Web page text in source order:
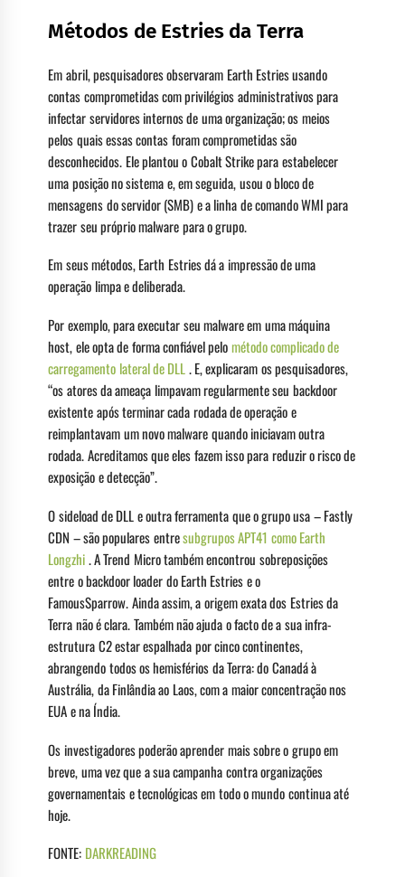
Métodos de Estries da Terra
Em abril, pesquisadores observaram Earth Estries usando
contas comprometidas com privilégios administrativos para
infectar servidores internos de uma organização; os meios
pelos quais essas contas foram comprometidas são
desconhecidos. Ele plantou o Cobalt Strike para estabelecer
uma posição no sistema e, em seguida, usou o bloco de
mensagens do servidor (SMB) e a linha de comando WMI para
trazer seu próprio malware para o grupo.
Em seus métodos, Earth Estries dá a impressão de uma
operação limpa e deliberada.
Por exemplo, para executar seu malware em uma máquina
host, ele opta de forma confiável pelométodo complicado de
carregamento lateral de DLL. E, explicaram os pesquisadores,
“os atores da ameaça limpavam regularmente seu backdoor
existente após terminar cada rodada de operação e
reimplantavam um novo malware quando iniciavam outra
rodada. Acreditamos que eles fazem isso para reduzir o risco de
exposição e detecção”.
O sideload de DLL e outra ferramenta que o grupo usa – Fastly
CDN – são populares entresubgrupos APT41 como Earth
Longzhi. A Trend Micro também encontrou sobreposições
entre o backdoor loader do Earth Estries e o
FamousSparrow. Ainda assim, a origem exata dos Estries da
Terra não é clara. Também não ajuda o facto de a sua infra-
estrutura C2 estar espalhada por cinco continentes,
abrangendo todos os hemisférios da Terra: do Canadá à
Austrália, da Finlândia ao Laos, com a maior concentração nos
EUA e na Índia.
Os investigadores poderão aprender mais sobre o grupo em
breve, uma vez que a sua campanha contra organizações
governamentais e tecnológicas em todo o mundo continua até
hoje.
FONTE: DARKREADING